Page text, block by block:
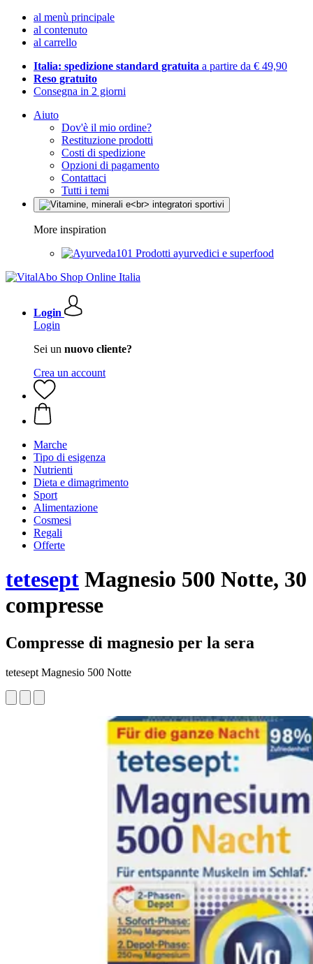
al menù principale
al contenuto
al carrello
Italia: spedizione standard gratuita a partire da € 49,90
Reso gratuito
Consegna in 2 giorni
Aiuto
Dov'è il mio ordine?
Restituzione prodotti
Costi di spedizione
Opzioni di pagamento
Contattaci
Tutti i temi
More inspiration
Prodotti ayurvedici e superfood
Login
Login
Sei un nuovo cliente?
Crea un account
Marche
Tipo di esigenza
Nutrienti
Dieta e dimagrimento
Sport
Alimentazione
Cosmesi
Regali
Offerte
tetesept Magnesio 500 Notte, 30
compresse
Compresse di magnesio per la sera
tetesept Magnesio 500 Notte